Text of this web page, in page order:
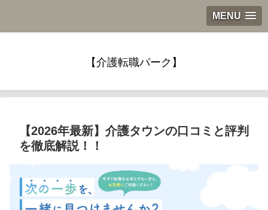
MENU
【介護転職パーク】
【2026年最新】介護タウンの口コミと評判
を徹底解説！！